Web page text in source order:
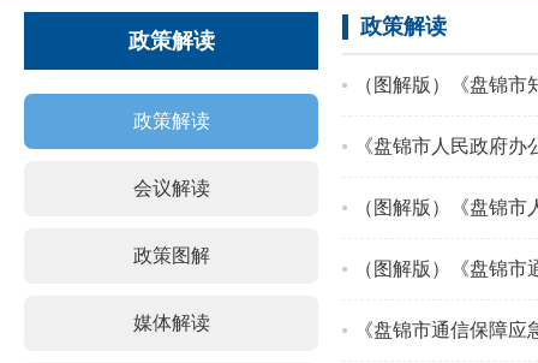
政策解读
政策解读
会议解读
政策图解
媒体解读
政策解读
（图解版）《盘锦
《盘锦市人民政府
（图解版）《盘锦
（图解版）《盘锦
《盘锦市通信保障